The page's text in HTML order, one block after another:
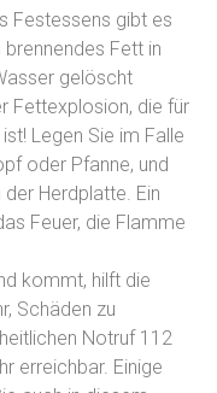
Festessens gibt es
Fett in
gelöscht
Fettexplosion, die für
Legen Sie im Falle
oder Pfanne, und
Herdplatte. Ein
Feuer, die Flamme
kommt, hilft die
Schäden zu
Notruf 112
erreichbar. Einige